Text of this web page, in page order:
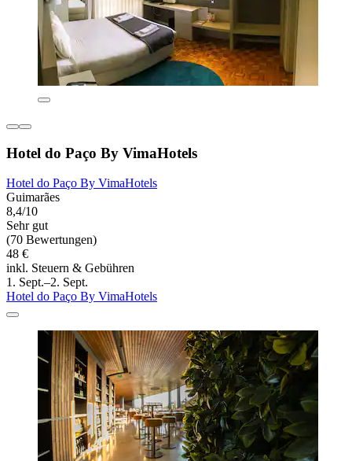
Hotel do Paço By VimaHotels
Hotel do Paço By VimaHotels
Guimarães
8,4/10
Sehr gut
(70 Bewertungen)
48 €
inkl. Steuern & Gebühren
1. Sept.–2. Sept.
Hotel do Paço By VimaHotels